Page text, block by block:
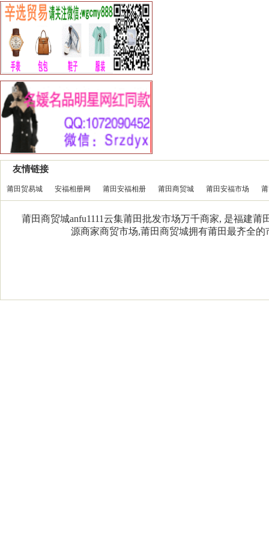
友情链接
莆田贸易城 安福相册网 莆田安福相册 莆田商贸城 莆田安福市场
莆田商贸城anfu1111云集莆田批发市场万千商家, 是福建
源商家商贸市场,莆田商贸城拥有莆田最齐全